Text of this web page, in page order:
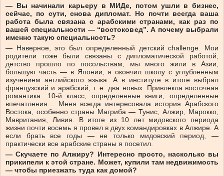
— Вы начинали карьеру в МИДе, потом ушли в бизнес,
сейчас, по сути, снова дипломат. Но почти всегда ваша
работа была связана с арабскими странами, как раз по
вашей специальности — “востоковед”. А почему выбрали
именно такую специальность?
— Наверное, это был определенный детский challenge. Мои
родители тоже были связаны с дипломатической работой,
детство прошло по посольствам, мы много жили в Азии,
большую часть — в Японии, я окончил школу с углубленным
изучением английского языка. А в институте в итоге выбрал
французский и арабский, т. е. два новых. Привлекла восточная
романтика: 10-й класс, определенные книги, определенные
впечатления… Меня всегда интересовала история Арабского
Востока, особенно страны Магриба — Тунис, Алжир, Марокко,
Мавритания, Ливия. В итоге из 10 лет мидовского периода
жизни почти восемь я провел в двух командировках в Алжире. А
если брать все годы — не только мидовский период, —
практически все арабские страны я посетил.
— Скучаете по Алжиру? Интересно просто, насколько вы
прикипели к этой стране. Может, купили там недвижимость
— чтобы приезжать туда как домой?